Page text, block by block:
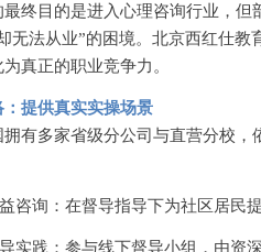
终目的是进入心理咨询行业，但
无法从业”的困境。北京西红仕
真正的职业竞争力。
提供真实实操场景
有多家省级分公司与直营分校，
咨询：在督导指导下为社区居民
实践：参与线下督导小组，由资